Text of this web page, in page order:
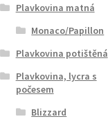
Plavkovina matná
Monaco/Papillon
Plavkovina potištěná
Plavkovina, lycra s
počesem
Blizzard